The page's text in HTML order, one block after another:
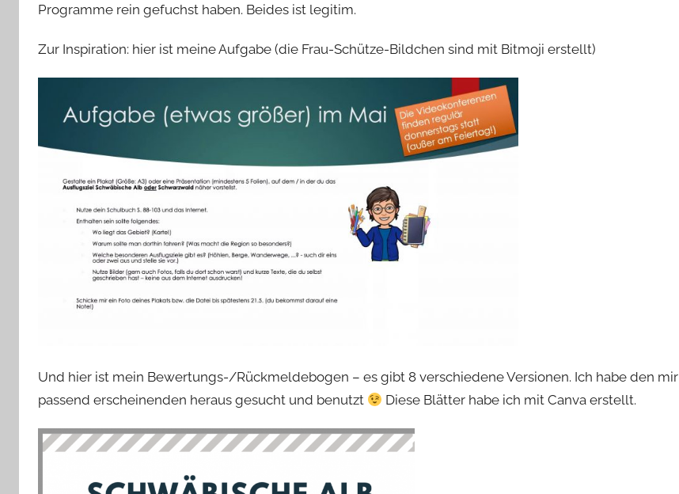
Programme rein gefuchst haben. Beides ist legitim.
Zur Inspiration: hier ist meine Aufgabe (die Frau-Schütze-Bildchen sind mit Bitmoji erstellt)
Und hier ist mein Bewertungs-/Rückmeldebogen – es gibt 8 verschiedene Versionen. Ich habe den mir
passend erscheinenden heraus gesucht und benutzt
Diese Blätter habe ich mit Canva erstellt.